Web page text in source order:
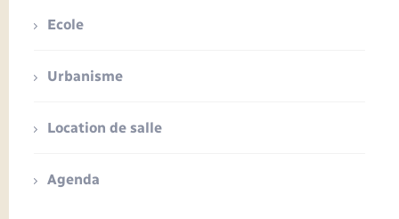
Ecole
Urbanisme
Location de salle
Agenda